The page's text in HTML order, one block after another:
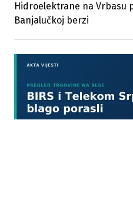
Hidroelektrane na Vrbasu
Banjalučkoj berzi